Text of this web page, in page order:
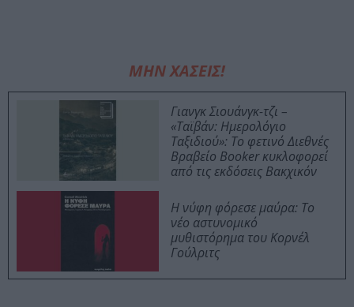
ΜΗΝ ΧΑΣΕΙΣ!
Γιανγκ Σιουάνγκ-τζι –
«Ταϊβάν: Ημερολόγιο
Ταξιδιού»: Το φετινό Διεθνές
Βραβείο Booker κυκλοφορεί
από τις εκδόσεις Βακχικόν
Η νύφη φόρεσε μαύρα: Το
νέο αστυνομικό
μυθιστόρημα του Κορνέλ
Γούλριτς